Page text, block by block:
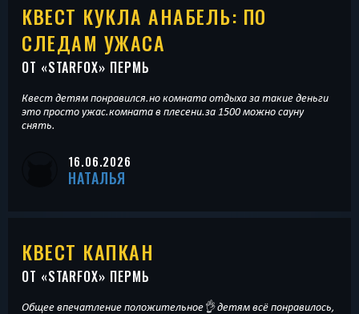
КВЕСТ КУКЛА АНАБЕЛЬ: ПО
СЛЕДАМ УЖАСА
ОТ «STARFOX» ПЕРМЬ
Квест детям понравился.но комната отдыха за такие деньги
это просто ужас.комната в плесени.за 1500 можно сауну
снять.
16.06.2026
НАТАЛЬЯ
КВЕСТ КАПКАН
ОТ «STARFOX» ПЕРМЬ
Общее впечатление положительное👌 детям всё понравилось,